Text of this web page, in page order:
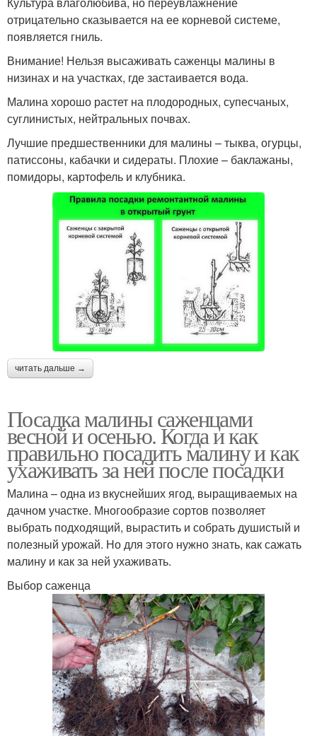
отрицательно сказывается на ее корневой системе,
появляется гниль.
Внимание! Нельзя высаживать саженцы малины в
низинах и на участках, где застаивается вода.
Малина хорошо растет на плодородных, супесчаных,
суглинистых, нейтральных почвах.
Лучшие предшественники для малины – тыква, огурцы,
патиссоны, кабачки и сидераты. Плохие – баклажаны,
помидоры, картофель и клубника.
читать дальше →
Посадка малины саженцами
весной и осенью. Когда и как
правильно посадить малину и как
ухаживать за ней после посадки
Малина – одна из вкуснейших ягод, выращиваемых на
дачном участке. Многообразие сортов позволяет
выбрать подходящий, вырастить и собрать душистый и
полезный урожай. Но для этого нужно знать, как сажать
малину и как за ней ухаживать.
Выбор саженца